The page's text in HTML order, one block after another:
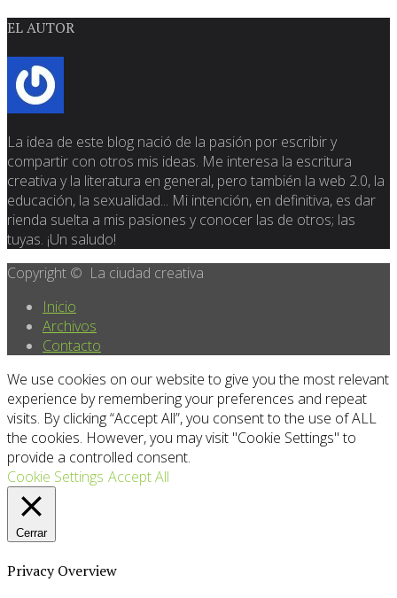
EL AUTOR
La idea de este blog nació de la pasión por escribir y
compartir con otros mis ideas. Me interesa la escritura
creativa y la literatura en general, pero también la web 2.0, la
educación, la sexualidad... Mi intención, en definitiva, es dar
rienda suelta a mis pasiones y conocer las de otros; las
tuyas. ¡Un saludo!
Copyright © La ciudad creativa
Inicio
Archivos
Contacto
We use cookies on our website to give you the most relevant
experience by remembering your preferences and repeat
visits. By clicking “Accept All”, you consent to the use of ALL
the cookies. However, you may visit "Cookie Settings" to
provide a controlled consent.
Cookie Settings Accept All
Cerrar
Privacy Overview